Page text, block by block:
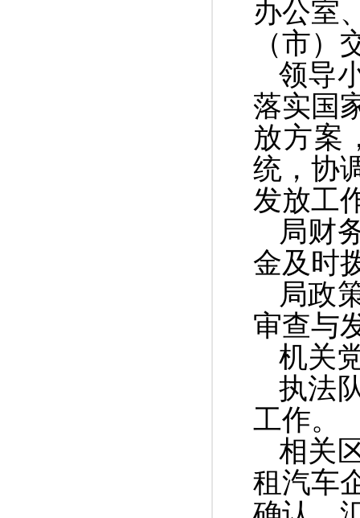
办公室
（市）
领导
落实国
放方案
统，协
发放工
局财
金及时
局政
审查与
机关
执法
工作。
相关
租汽车